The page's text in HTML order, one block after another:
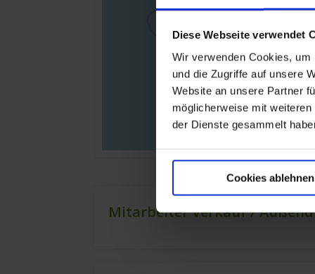
Diese Webseite verwendet
Wir verwenden Cookies,
und die Zugriffe auf unsere
Website an unsere Partner
möglicherweise mit
der Dienste gesammelt
Cookies ablehnen
Mitarbeiter Verkauf /